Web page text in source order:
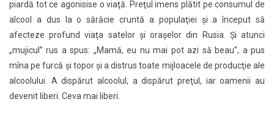
piardă tot ce agonisise o viaţă. Preţul imens plătit pe consumul de
alcool a dus la o sărăcie cruntă a populaţiei şi a început să
afecteze profund viaţa satelor şi oraşelor din Rusia. Şi atunci
„mujicul” rus a spus: „Mamă, eu nu mai pot azi să beau”, a pus
mîna pe furcă şi topor şi a distrus toate mijloacele de producţie ale
alcoolului. A dispărut alcoolul, a dispărut preţul, iar oamenii au
devenit liberi. Ceva mai liberi.